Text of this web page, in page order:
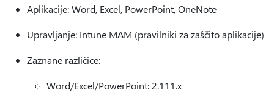
Aplikacije: Word, Excel, PowerPoint, OneNote
Upravljanje: Intune MAM (pravilniki za zaščito aplikacije)
Zaznane različice:
Word/Excel/PowerPoint: 2.111.x